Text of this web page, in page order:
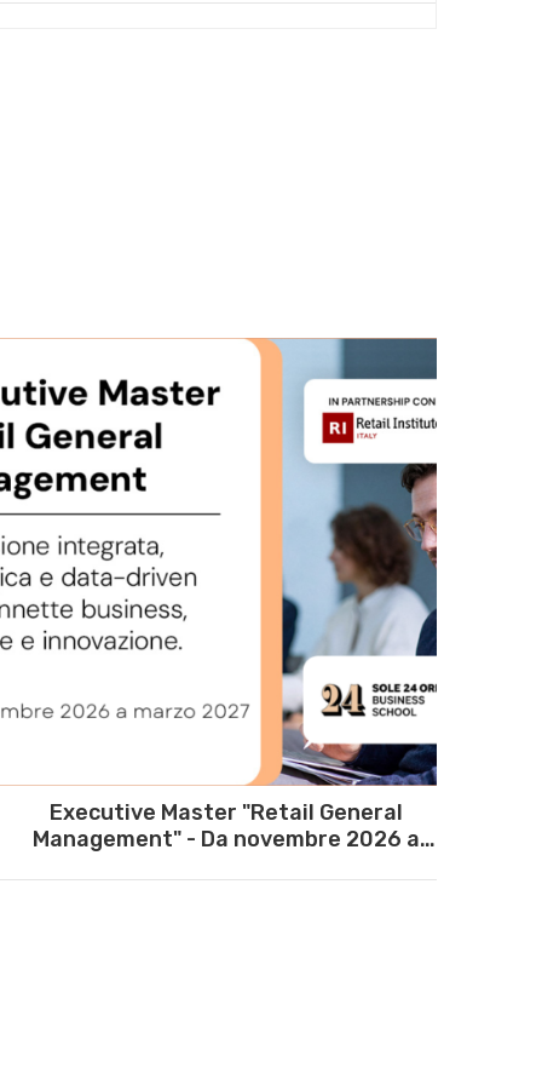
Executive Master "Retail General
Management" - Da novembre 2026 a